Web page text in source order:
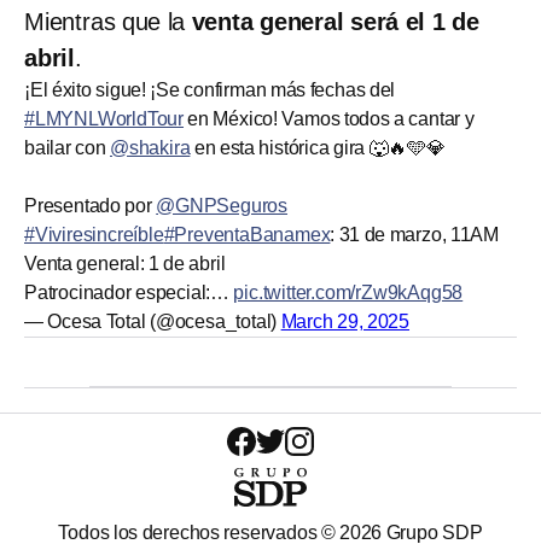
Mientras que la venta general será el 1 de
abril .
¡El éxito sigue! ¡Se confirman más fechas del
#LMYNLWorldTouren México! Vamos todos a cantar y
bailar con @shakira en esta histórica gira 🐺🔥🩵💎
Presentado por @GNPSeguros
#Viviresincreíble#PreventaBanamex: 31 de marzo, 11AM
Venta general: 1 de abril
Patrocinador especial:… pic.twitter.com/rZw9kAqg58
— Ocesa Total (@ocesa_total) March 29, 2025
Todos los derechos reservados © 2026 Grupo SDP